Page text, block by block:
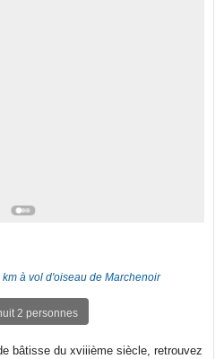
km à vol d'oiseau de Marchenoir
2 personnes
bâtisse du xviiième siècle, retrouvez